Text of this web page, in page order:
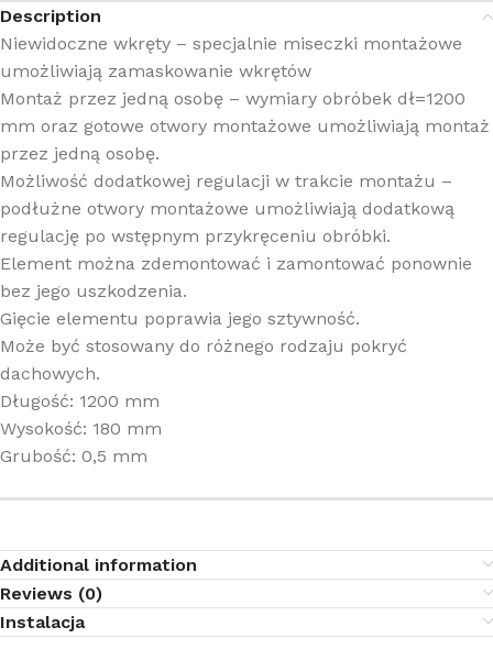
Description
Niewidoczne wkręty – specjalnie miseczki montażowe
umożliwiają zamaskowanie wkrętów
Montaż przez jedną osobę – wymiary obróbek dł=1200
mm oraz gotowe otwory montażowe umożliwiają montaż
przez jedną osobę.
Możliwość dodatkowej regulacji w trakcie montażu –
podłużne otwory montażowe umożliwiają dodatkową
regulację po wstępnym przykręceniu obróbki.
Element można zdemontować i zamontować ponownie
bez jego uszkodzenia.
Gięcie elementu poprawia jego sztywność.
Może być stosowany do różnego rodzaju pokryć
dachowych.
Długość: 1200 mm
Wysokość: 180 mm
Grubość: 0,5 mm
Additional information
Reviews (0)
Instalacja